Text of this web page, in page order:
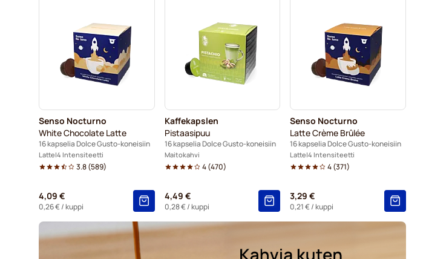
Caffè Borbone Dolce Gusto -koneisiin Dolce Vita -kapselit Dolce Gusto -koneisiin
Gimoka-kapselit Dolce Gusto -koneisiin Dolce Gusto® -koneisiin
Starbucks®-kapselit Dolce Gusto -koneisiin
Starbucksin® grande-kapselit Dolce Gusto -koneisiin
Senso Nocturno
White Chocolate Latte
16 kapselia Dolce Gusto-koneisiin
Latte 4 Intensiteetti
3.8(589)
4,09 €
0,26 €/ kuppi
Kaffekapslen
Pistaasipuu
16 kapselia Dolce Gusto-koneisiin
Maitokahvi
4(470)
4,49 €
0,28 €/ kuppi
Senso Nocturno
Latte Crème Brûlée
16 kapselia Dolce Gusto-koneisiin
Latte 4 Intensiteetti
4(371)
3,29 €
0,21 €/ kuppi